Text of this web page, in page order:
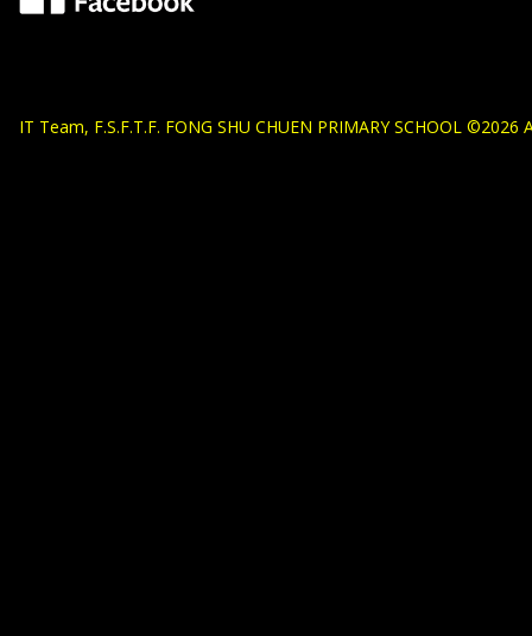
IT Team, F.S.F.T.F. FONG SHU CHUEN PRIMARY SCHOOL ©2026